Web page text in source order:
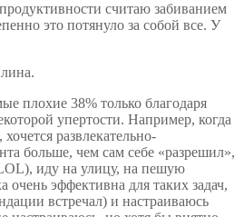
считаю забиванием
это потянуло за собой все. У
плохие 38% только благодаря
упертости. Например, когда
развлекательно-
больше, чем сам себе «разрешил»,
иду на улицу, на пешую
очень эффективна для таких задач,
встречал) и настраиваюсь